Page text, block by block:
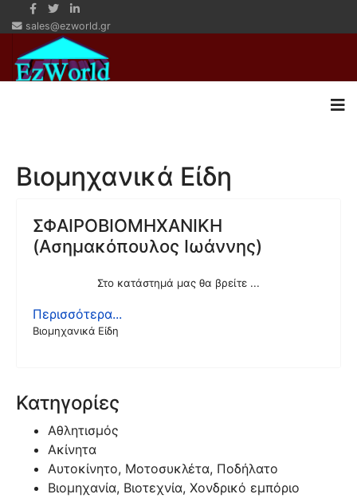
sales@ezworld.gr
Βιομηχανικά Είδη
ΣΦΑΙΡΟΒΙΟΜΗΧΑΝΙΚΗ
(Ασημακόπουλος Ιωάννης)
Στο κατάστημά μας θα βρείτε ...
Περισσότερα...
Βιομηχανικά Είδη
Κατηγορίες
Αθλητισμός
Ακίνητα
Αυτοκίνητο, Μοτοσυκλέτα, Ποδήλατο
Βιομηχανία, Βιοτεχνία, Χονδρικό εμπόριο